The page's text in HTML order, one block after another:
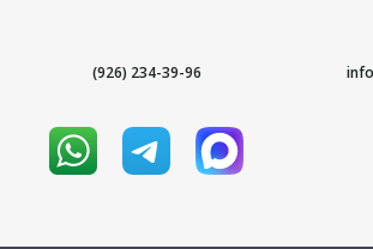
(926) 234-39-96